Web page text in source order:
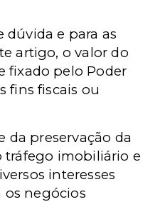
dúvida e para as
artigo, o valor do
fixado pelo Poder
fins fiscais ou
da preservação da
tráfego imobiliário e
interesses
negócios